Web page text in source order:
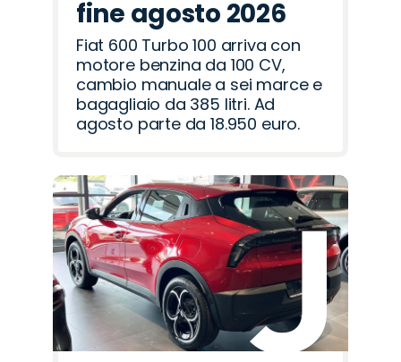
fine agosto 2026
Fiat 600 Turbo 100 arriva con
motore benzina da 100 CV,
cambio manuale a sei marce e
bagagliaio da 385 litri. Ad
agosto parte da 18.950 euro.